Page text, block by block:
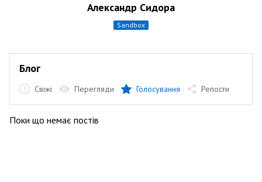
Александр Сидора
sandbox
Блог
Свіжі Перегляди Голосування Репости
Поки що немає постів